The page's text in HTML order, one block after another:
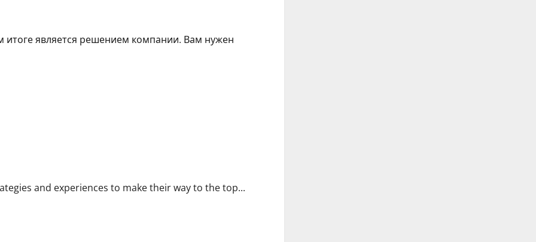
итоге является решением компании. Вам нужен
and experiences to make their way to the top...